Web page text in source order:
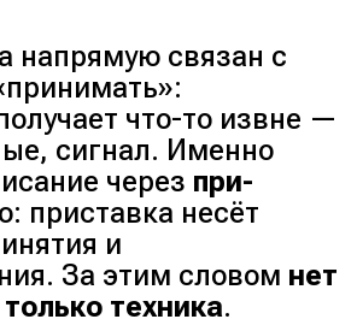
напрямую связан с
что-то извне —
сигнал. Именно
через при-
приставка несёт
и
За этим словом нет
техника.